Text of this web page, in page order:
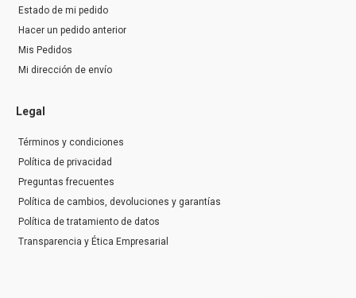
Estado de mi pedido
Hacer un pedido anterior
Mis Pedidos
Mi dirección de envío
Legal
Términos y condiciones
Política de privacidad
Preguntas frecuentes
Política de cambios, devoluciones y garantías
Política de tratamiento de datos
Transparencia y Ética Empresarial